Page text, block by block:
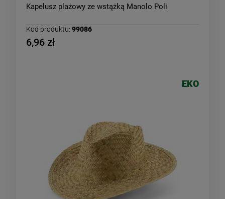
Kapelusz plażowy ze wstążką Manolo Poli
Kod produktu: 99086
6,96 zł
EKO